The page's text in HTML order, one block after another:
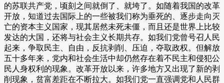
的苏联共产党，顷刻之间就倒了、就垮了。如随着我国的改革
开放，知道过去国际上的一些被我们称为垂死的、逐步走向灭
亡的资本主义国家，现其居然未死未僵，而且还是世界上比较
发达的大国，还将与社会主义长期共存。如我们党曾号召人民
起来，争取民主、自由，反抗剥削、压迫，夺取政权。但解放
五十多年来，党内和社会生活中却仍然存在着不民主和侵犯公
民人身权利的现象。改革开放以来，许多地方又出现了新的剥
削现象，贫富差距在不断拉大。如我们党一直强调党和人民群